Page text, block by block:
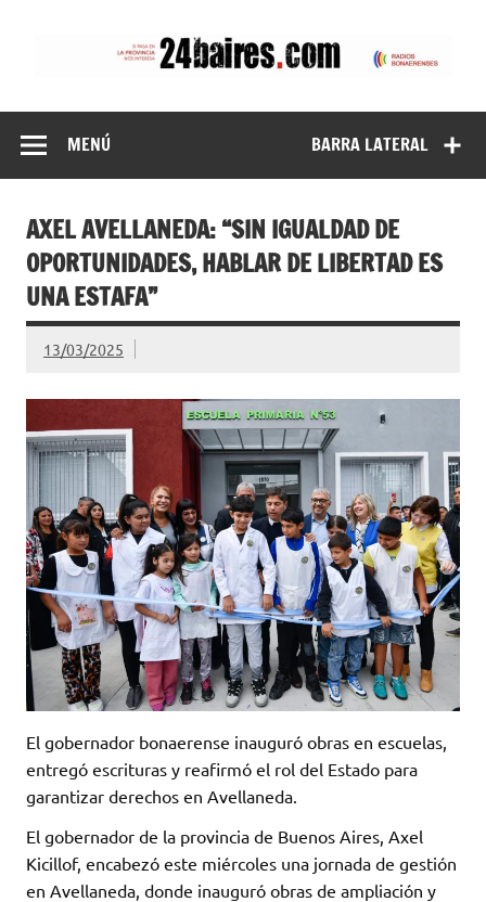
BARRA LATERAL
MENÚ
AXEL AVELLANEDA: “SIN IGUALDAD DE
OPORTUNIDADES, HABLAR DE LIBERTAD ES
UNA ESTAFA”
13/03/2025
El gobernador bonaerense inauguró obras en escuelas,
entregó escrituras y reafirmó el rol del Estado para
garantizar derechos en Avellaneda.
El gobernador de la provincia de Buenos Aires, Axel
Kicillof, encabezó este miércoles una jornada de gestión
en Avellaneda, donde inauguró obras de ampliación y